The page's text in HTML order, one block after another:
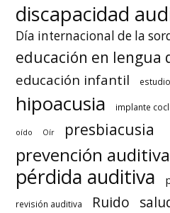
discapacidad
Día internacional de la
educación en lengua
educación infantil estudio
hipoacusia implante
oído Oír presbiacusia
prevención auditiva
pérdida auditiva
revisión auditiva Ruido